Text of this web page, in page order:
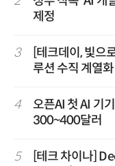
제정
3
[테크데이, 빛으
루션 수직 계열
4
오픈AI 첫 AI 기
300~400달러
5
[테크 차이나]